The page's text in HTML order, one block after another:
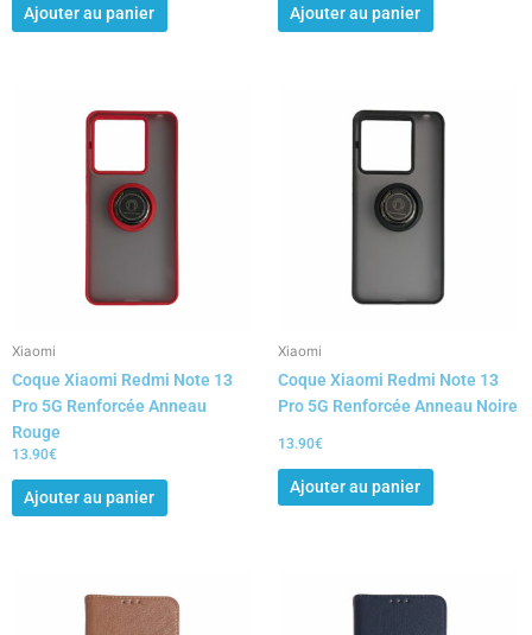
Ajouter au panier Ajouter au panier
Xiaomi
Coque Xiaomi Redmi Note 13
Pro 5G Renforcée Anneau
Rouge
13.90€
Ajouter au panier
Xiaomi
Coque Xiaomi Redmi Note 13
Pro 5G Renforcée Anneau Noire
13.90€
Ajouter au panier